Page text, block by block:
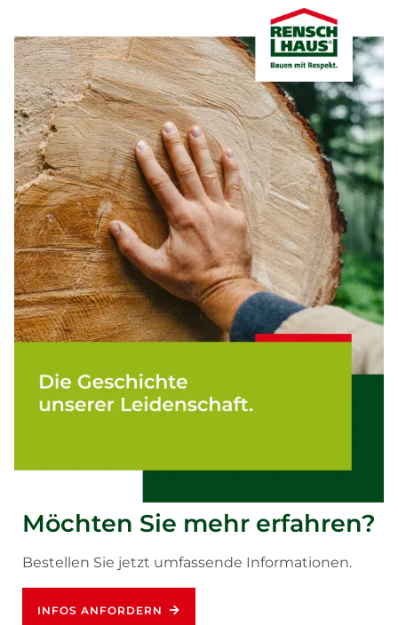
Möchten Sie mehr erfahren?
Bestellen Sie jetzt umfassende Informationen.
INFOS ANFORDERN